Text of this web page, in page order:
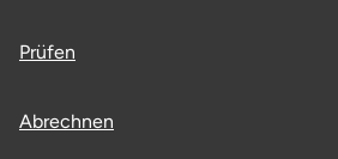
Prüfen
Abrechnen